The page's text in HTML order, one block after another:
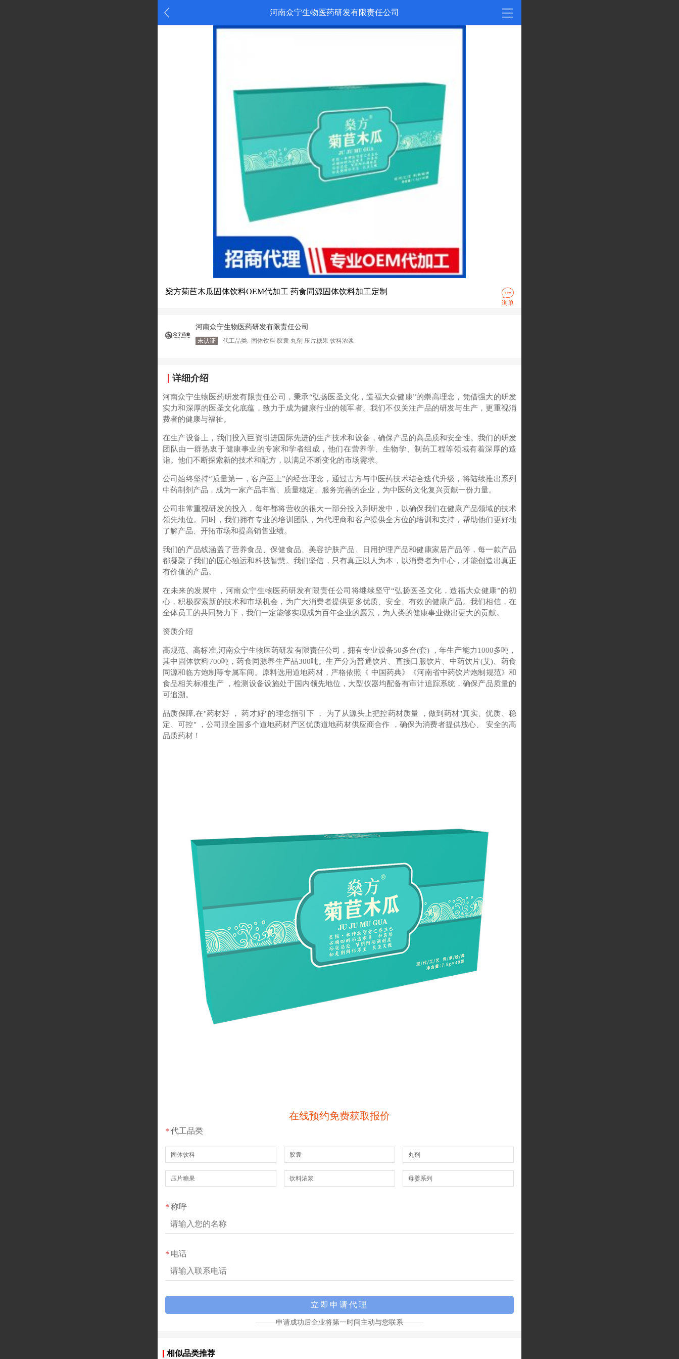
河南众宁生物医药研发有限责任公司
燊方菊苣木瓜固体饮料OEM代加工 药食同源固体饮料加工定制
询单
河南众宁生物医药研发有限责任公司
未认证 代工品类: 固体饮料 胶囊 丸剂 压片糖果 饮料浓浆
详细介绍
河南众宁生物医药研发有限责任公司，秉承“弘扬医圣文化，造福大众健康”的崇高理念，凭借强大的研发
实力和深厚的医圣文化底蕴，致力于成为健康行业的领军者。我们不仅关注产品的研发与生产，更重视消
费者的健康与福祉。
在生产设备上，我们投入巨资引进国际先进的生产技术和设备，确保产品的高品质和安全性。我们的研发
团队由一群热衷于健康事业的专家和学者组成，他们在营养学、生物学、制药工程等领域有着深厚的造
诣。他们不断探索新的技术和配方，以满足不断变化的市场需求。
公司始终坚持“质量第一，客户至上”的经营理念，通过古方与中医药技术结合迭代升级，将陆续推出系列
中药制剂产品，成为一家产品丰富、质量稳定、服务完善的企业，为中医药文化复兴贡献一份力量。
公司非常重视研发的投入，每年都将营收的很大一部分投入到研发中，以确保我们在健康产品领域的技术
领先地位。同时，我们拥有专业的培训团队，为代理商和客户提供全方位的培训和支持，帮助他们更好地
了解产品、开拓市场和提高销售业绩。
我们的产品线涵盖了营养食品、保健食品、美容护肤产品、日用护理产品和健康家居产品等，每一款产品
都凝聚了我们的匠心独运和科技智慧。我们坚信，只有真正以人为本，以消费者为中心，才能创造出真正
有价值的产品。
在未来的发展中，河南众宁生物医药研发有限责任公司将继续坚守“弘扬医圣文化，造福大众健康”的初
心，积极探索新的技术和市场机会，为广大消费者提供更多优质、安全、有效的健康产品。我们相信，在
全体员工的共同努力下，我们一定能够实现成为百年企业的愿景，为人类的健康事业做出更大的贡献。
资质介绍
高规范、高标准,河南众宁生物医药研发有限责任公司，拥有专业设备50多台(套) ，年生产能力1000多吨，
其中固体饮料700吨，药食同源养生产品300吨。生产分为普通饮片、直接口服饮片、中药饮片(艾)、药食
同源和临方炮制等专属车间。原料选用道地药材，严格依照《 中国药典》《河南省中药饮片炮制规范》和
食品相关标准生产 ，检测设备设施处于国内领先地位，大型仪器均配备有审计追踪系统，确保产品质量的
可追溯。
品质保障,在"药材好 ， 药才好"的理念指引下 ， 为了从源头上把控药材质量 ，做到药材"真实、优质、稳
定、可控" ，公司跟全国多个道地药材产区优质道地药材供应商合作 ，确保为消费者提供放心、 安全的高
品质药材！
在线预约免费获取报价
* 代工品类
固体饮料 胶囊 丸剂
压片糖果 饮料浓浆 母婴系列
* 称呼
* 电话
申请成功后企业将第一时间主动与您联系
相似品类推荐